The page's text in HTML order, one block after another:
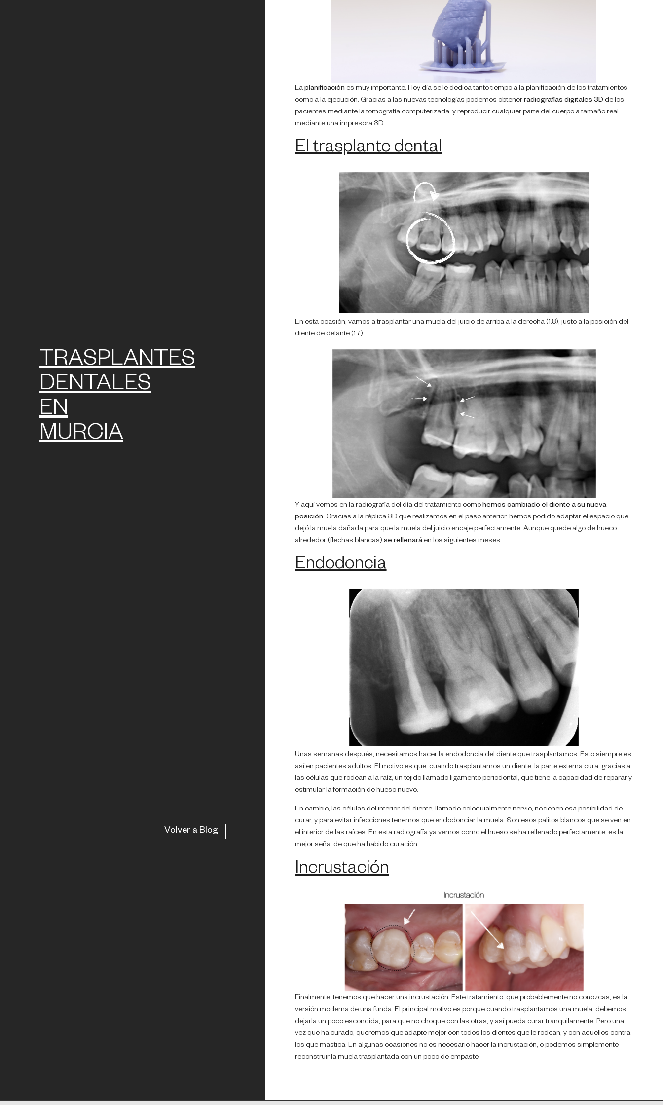
TRASPLANTES
DENTALES
EN
MURCIA
Volver a Blog
Laplanificación es muy importante. Hoy día se le dedica tanto tiempo a la planificación de los tratamientos
como a la ejecución. Gracias a las nuevas tecnologías podemos obtenerradiografías digitales 3D de los
pacientes mediante la tomografía computerizada, y reproducir cualquier parte del cuerpo a tamaño real
mediante una impresora 3D.
El trasplante dental
En esta ocasión, vamos a trasplantar una muela del juicio de arriba a la derecha (1.8), justo a la posición del
diente de delante (1.7).
Y aquí vemos en la radiografía del día del tratamiento comohemos cambiado el diente a su nueva
posición. Gracias a la réplica 3D que realizamos en el paso anterior, hemos podido adaptar el espacio que
dejó la muela dañada para que la muela del juicio encaje perfectamente. Aunque quede algo de hueco
alrededor (flechas blancas) se rellenaráen los siguientes meses.
Endodoncia
Unas semanas después, necesitamos hacer la endodoncia del diente que trasplantamos. Esto siempre es
así en pacientes adultos. El motivo es que, cuando trasplantamos un diente, la parte externa cura, gracias a
las células que rodean a la raíz, un tejido llamado ligamento periodontal, que tiene la capacidad de reparar y
estimular la formación de hueso nuevo.
En cambio, las células del interior del diente, llamado coloquialmente nervio, no tienen esa posibilidad de
curar, y para evitar infecciones tenemos que endodonciar la muela. Son esos palitos blancos que se ven en
el interior de las raíces. En esta radiografía ya vemos como el hueso se ha rellenado perfectamente, es la
mejor señal de que ha habido curación.
Incrustación
Finalmente, tenemos que hacer una incrustación. Este tratamiento, que probablemente no conozcas, es la
versión moderna de una funda. El principal motivo es porque cuando trasplantamos una muela, debemos
dejarla un poco escondida, para que no choque con las otras, y así pueda curar tranquilamente. Pero una
vez que ha curado, queremos que adapte mejor con todos los dientes que le rodean, y con aquellos contra
los que mastica. En algunas ocasiones no es necesario hacer la incrustación, o podemos simplemente
reconstruir la muela trasplantada con un poco de empaste.